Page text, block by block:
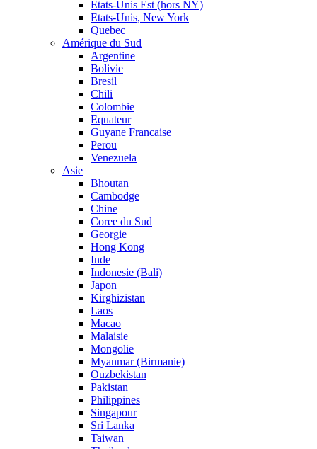
Etats-Unis Est (hors NY)
Etats-Unis, New York
Quebec
Amérique du Sud
Argentine
Bolivie
Bresil
Chili
Colombie
Equateur
Guyane Francaise
Perou
Venezuela
Asie
Bhoutan
Cambodge
Chine
Coree du Sud
Georgie
Hong Kong
Inde
Indonesie (Bali)
Japon
Kirghizistan
Laos
Macao
Malaisie
Mongolie
Myanmar (Birmanie)
Ouzbekistan
Pakistan
Philippines
Singapour
Sri Lanka
Taiwan